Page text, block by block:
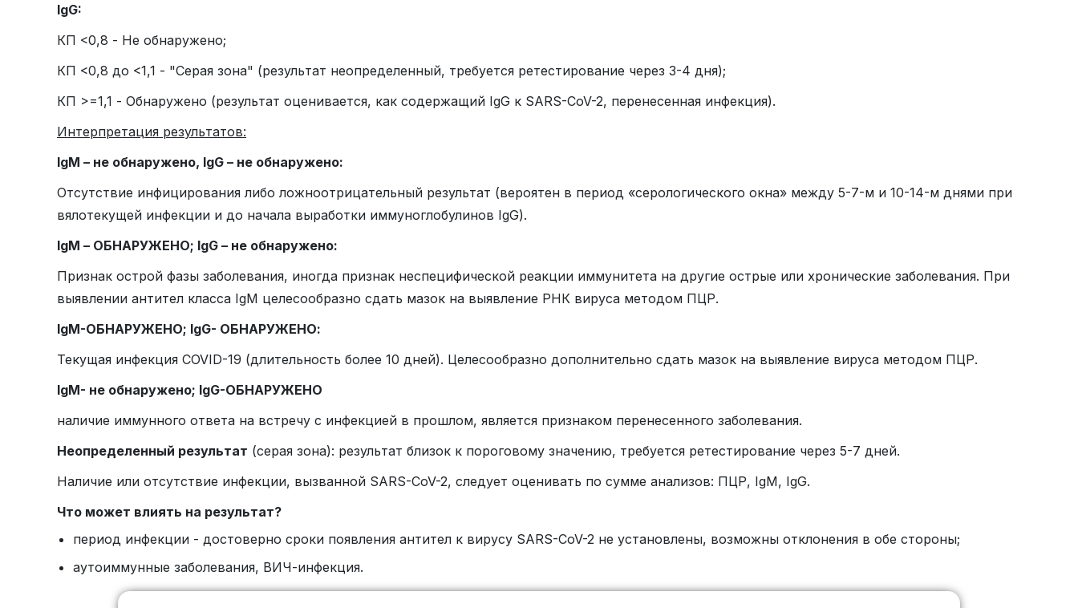
IgG:
КП <0,8 - Не обнаружено;
КП <0,8 до <1,1 - "Серая зона" (результат неопределенный, требуется ретестирование через 3-4 дня);
КП >=1,1 - Обнаружено (результат оценивается, как содержащий IgG к SARS-CoV-2, перенесенная инфекция).
Интерпретация результатов:
IgM – не обнаружено, IgG – не обнаружено:
Отсутствие инфицирования либо ложноотрицательный результат (вероятен в период «серологического окна» между 5-7-м и 10-14-м днями при
вялотекущей инфекции и до начала выработки иммуноглобулинов IgG).
IgM – ОБНАРУЖЕНО; IgG – не обнаружено:
Признак острой фазы заболевания, иногда признак неспецифической реакции иммунитета на другие острые или хронические заболевания. При
выявлении антител класса IgM целесообразно сдать мазок на выявление РНК вируса методом ПЦР.
IgM-ОБНАРУЖЕНО; IgG- ОБНАРУЖЕНО:
Текущая инфекция COVID-19 (длительность более 10 дней). Целесообразно дополнительно сдать мазок на выявление вируса методом ПЦР.
IgM- не обнаружено; IgG-ОБНАРУЖЕНО
наличие иммунного ответа на встречу с инфекцией в прошлом, является признаком перенесенного заболевания.
Неопределенный результат (серая зона): результат близок к пороговому значению, требуется ретестирование через 5-7 дней.
Наличие или отсутствие инфекции, вызванной SARS-CoV-2, следует оценивать по сумме анализов: ПЦР, IgM, IgG.
Что может влиять на результат?
период инфекции - достоверно сроки появления антител к вирусу SARS-CoV-2 не установлены, возможны отклонения в обе стороны;
аутоиммунные заболевания, ВИЧ-инфекция.